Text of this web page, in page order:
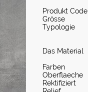
Produkt Code
Grösse
Typologie
Das Material
Farben
Oberflaeche
Rektifiziert